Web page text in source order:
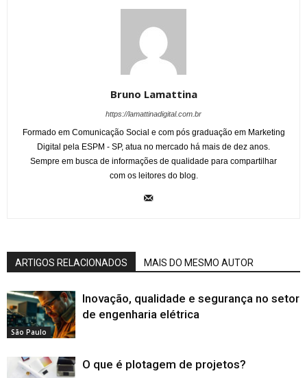
Bruno Lamattina
https://lamattinadigital.com.br
Formado em Comunicação Social e com pós graduação em Marketing
Digital pela ESPM - SP, atua no mercado há mais de dez anos.
Sempre em busca de informações de qualidade para compartilhar
com os leitores do blog.
ARTIGOS RELACIONADOS MAIS DO MESMO AUTOR
São Paulo
Inovação, qualidade e segurança no setor
de engenharia elétrica
O que é plotagem de projetos?